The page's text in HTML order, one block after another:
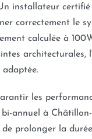
installateur
correctement le
calculée à
architecturales,
les
annuel à
prolonger la